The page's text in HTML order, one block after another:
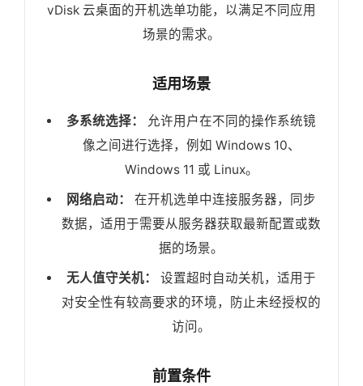
vDisk 云桌面的开机选单功能，以满足不同应用
场景的需求。
适用场景
多系统选择：
允许用户在不同的操作系统镜
像之间进行选择，例如 Windows 10、
Windows 11 或 Linux。
网络启动：
在开机选单中连接服务器，同步
数据，适用于需要从服务器获取最新配置或数
据的场景。
无人值守关机：
设置超时自动关机，适用于
对安全性有较高要求的环境，防止未经授权的
访问。
前置条件